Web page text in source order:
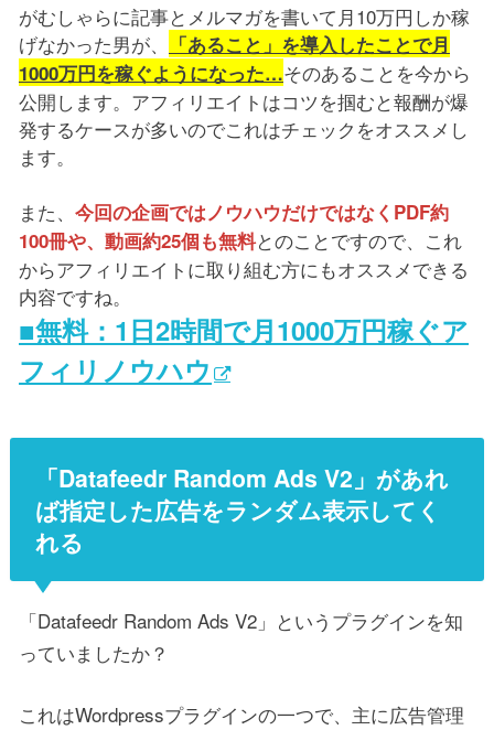
がむしゃらに記事とメルマガを書いて月10万円しか稼
げなかった男が、
「あること」を導入したことで月
1000万円を稼ぐようになった…そのあることを今から
公開します。アフィリエイトはコツを掴むと報酬が爆
発するケースが多いのでこれはチェックをオススメし
ます。
また、 今回の企画ではノウハウだけではなくPDF約
100冊や、動画約25個も無料とのことですので、これ
からアフィリエイトに取り組む方にもオススメできる
内容ですね。
■無料：1日2時間で月1000万円稼ぐア
フィリノウハウ
「Datafeedr Random Ads V2」があれ
ば指定した広告をランダム表示してく
れる
「Datafeedr Random Ads V2」というプラグインを知
っていましたか？
これはWordpressプラグインの一つで、主に広告管理